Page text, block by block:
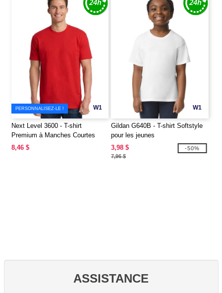
W1
PERSONNALISEZ-LE !
Next Level 3600 - T-shirt
Premium à Manches Courtes
8,46 $
W1
Gildan G640B - T-shirt Softstyle
pour les jeunes
3,98 $
7,96 $
-50%
ASSISTANCE